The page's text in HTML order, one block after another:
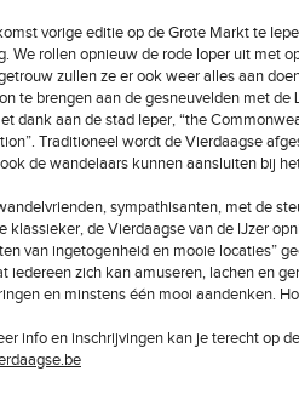
vorige editie op de Grote Markt te
We rollen opnieuw de rode loper uit met
zullen ze er ook weer alles aan
te brengen aan de gesneuvelden met
dank aan de stad Ieper, “the
Traditioneel wordt de Vierdaagse
de wandelaars kunnen aansluiten bij
sympathisanten, met de
klassieker, de Vierdaagse van de IJzer
van ingetogenheid en mooie locaties”
iedereen zich kan amuseren, lachen en
en minstens één mooi aandenken.
info en inschrijvingen kan je terecht op